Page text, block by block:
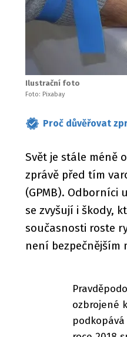
Ilustrační foto
Foto: Pixabay
Proč důvěřovat
Svět je stále méně
zprávě před tím
(GPMB).
se zvyšují i škody,
současnosti roste
není bezpečnějším
ozbrojené